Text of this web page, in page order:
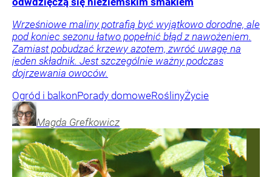
Wrześniowe maliny potrafią być wyjątkowo dorodne, ale
pod koniec sezonu łatwo popełnić błąd z nawożeniem.
Zamiast pobudzać krzewy azotem, zwróć uwagę na
jeden składnik. Jest szczególnie ważny podczas
dojrzewania owoców.
Ogród i balkonPorady domoweRoślinyŻycie
Magda Grefkowicz